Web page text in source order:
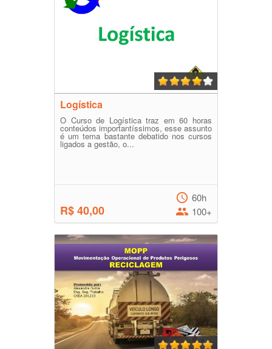
Logística
O Curso de Logística traz em 60 horas
conteúdos importantíssimos, esse assunto
é um tema bastante debatido nos cursos
ligados a gestão, o...
R$ 40,00
60h
100+